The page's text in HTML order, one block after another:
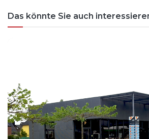
Das könnte Sie auch